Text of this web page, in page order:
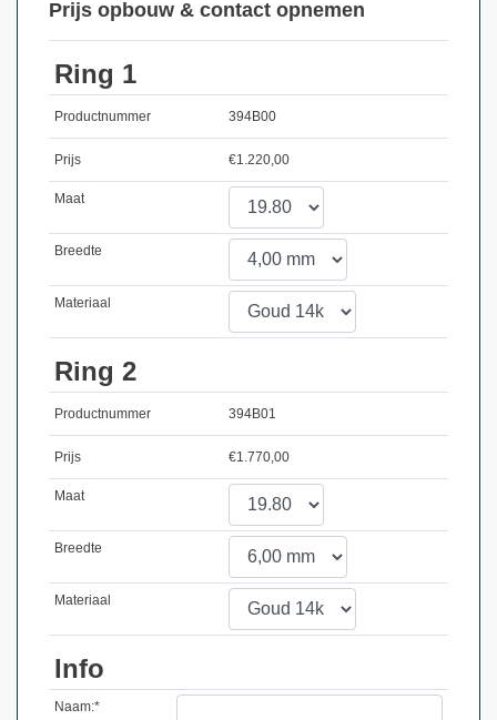
Prijs opbouw & contact opnemen
Ring 1
Productnummer 394B00
Prijs €1.220,00
Maat
Breedte
Materiaal
Ring 2
Productnummer 394B01
Prijs €1.770,00
Maat
Breedte
Materiaal
Info
Naam:*